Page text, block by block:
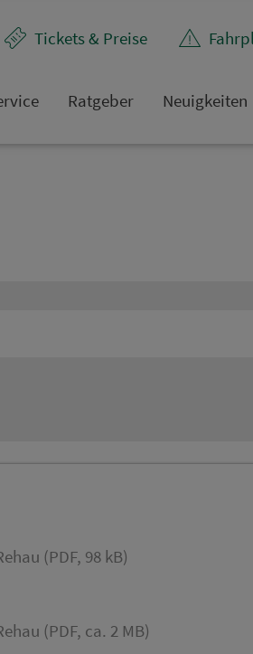
Tickets & Preise
Rat­ge­ber Neuigkeiten
(PDF, 98 kB)
(PDF, ca. 2 MB)